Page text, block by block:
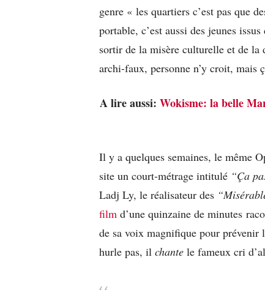
genre « les quartiers c’est pas que
portable, c’est aussi des jeunes
sortir de la misère culturelle et de la
archi-faux, personne n’y croit, mais
A lire aussi: Wokisme: la belle
Il y a quelques semaines, le même
site un court-métrage intitulé “Ça
Ladj Ly, le réalisateur des
film d’une quinzaine de minutes
de sa voix magnifique pour prévenir
hurle pas, il chante le fameux cri